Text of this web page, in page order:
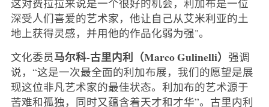
深受人们喜爱的艺术家，他让自己从艾米利亚的土
地上获得灵感，并用他的作品化弱为强"。
文化委员马尔科-古里内利（Marco Gulinelli） 强调
说，“这是一次最全面的利加布展，我们的愿望是展
现这位非凡艺术家的最佳状态。利加布的艺术源于
苦难和孤独，同时又蕴含着天才和才华”。古里内利